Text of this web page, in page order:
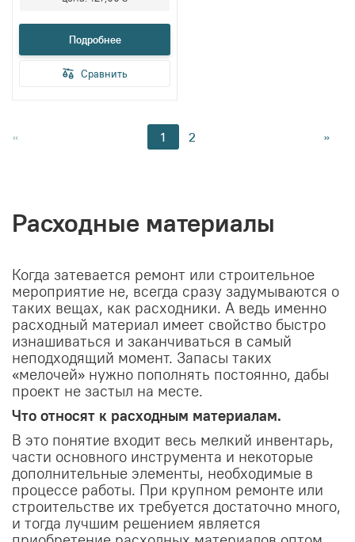
Подробнее
Сравнить
Страница
Страница
«
You're
1 Страница
2 »
Расходные материалы
Когда затевается ремонт или строительное
мероприятие не, всегда сразу задумываются о
таких вещах, как расходники. А ведь именно
расходный материал имеет свойство быстро
изнашиваться и заканчиваться в самый
неподходящий момент. Запасы таких
«мелочей» нужно пополнять постоянно, дабы
проект не застыл на месте.
Что относят к расходным материалам.
В это понятие входит весь мелкий инвентарь,
части основного инструмента и некоторые
дополнительные элементы, необходимые в
процессе работы. При крупном ремонте или
строительстве их требуется достаточно много,
и тогда лучшим решением является